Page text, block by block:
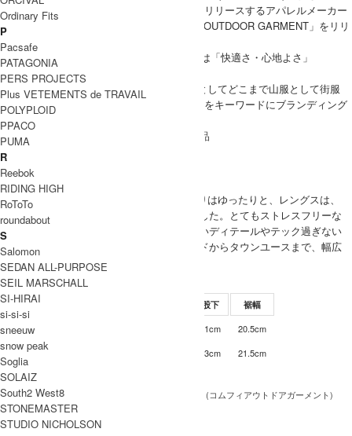
と経験を活かし現在はオリジナルアイテムをリリースするアパレルメーカー
となり、アウトドアラインとして「COMFY OUTDOOR GARMENT」をリリ
ース。デザイナーは、奥谷 誠氏。
掲げたブランド名「COMFY」が意味するのは「快適さ・心地よさ」
(COMFORTの俗語)。
CMF=Comfy(快適さ)をこのブランドの起点としてどこまで山服として街服
の、街服として山服の融合点を探しきれるかをキーワードにブランディング
しています。
COMFY OUTDOOR GARMENT 取り扱い商品
MODEL
MEN
(VOICE) サイズMで腰回りはゆったりと、レングスは、
くるぶし上、位の丈感でした。とてもストレスフリーな
履き心地、使い勝手の良いディテールやテック過ぎない
生地感などで、フィールドからタウンユースまで、幅広
く活躍する1本です。
SIZE
サイズ 股下 裾幅
S 61cm 20.5cm
M 63cm 21.5cm
INFORMATION
ブランド名 COMFY OUTDOOR GARMENT (コムフィアウトドアガーメント)
商品名 BUG PANTS
Ordinary Fits
P
Pacsafe
PATAGONIA
PERS PROJECTS
Plus VETEMENTS de TRAVAIL
POLYPLOID
PPACO
PUMA
R
Reebok
RIDING HIGH
RoToTo
roundabout
S
Salomon
SEDAN ALL-PURPOSE
SEIL MARSCHALL
SI-HIRAI
si-si-si
sneeuw
snow peak
Soglia
SOLAIZ
South2 West8
STONEMASTER
STUDIO NICHOLSON